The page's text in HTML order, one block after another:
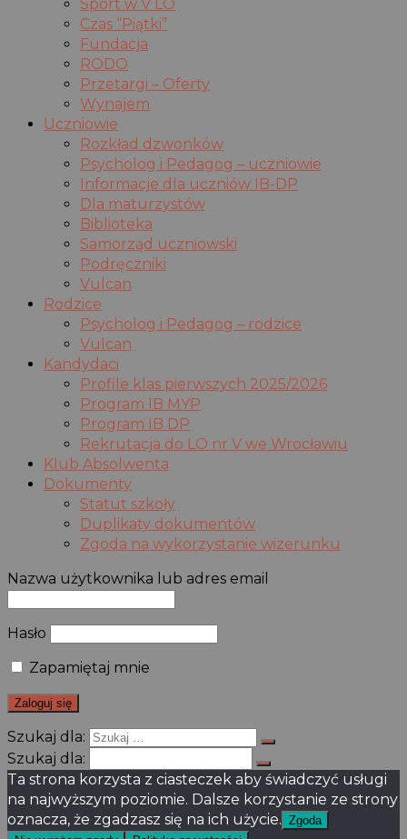
Sport w V LO
Czas “Piątki”
Fundacja
RODO
Przetargi – Oferty
Wynajem
Uczniowie
Rozkład dzwonków
Psycholog i Pedagog – uczniowie
Informacje dla uczniów IB-DP
Dla maturzystów
Biblioteka
Samorząd uczniowski
Podręczniki
Vulcan
Rodzice
Psycholog i Pedagog – rodzice
Vulcan
Kandydaci
Profile klas pierwszych 2025/2026
Program IB MYP
Program IB DP
Rekrutacja do LO nr V we Wrocławiu
Klub Absolwenta
Dokumenty
Statut szkoły
Duplikaty dokumentów
Zgoda na wykorzystanie wizerunku
Nazwa użytkownika lub adres email
Hasło
Zapamiętaj mnie
Szukaj dla:
Szukaj dla:
Ta strona korzysta z ciasteczek aby świadczyć usługi
na najwyższym poziomie. Dalsze korzystanie ze strony
oznacza, że zgadzasz się na ich użycie. Zgoda